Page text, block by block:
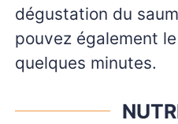
dégustation du
pouvez également
quelques minutes.